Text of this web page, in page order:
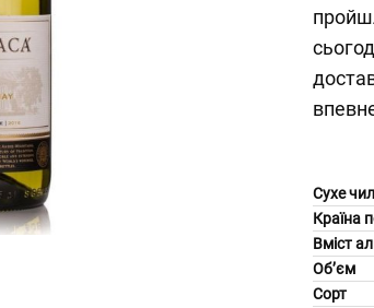
Сухе
Вміст
Об’єм
Сорт